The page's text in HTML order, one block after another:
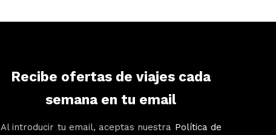
Recibe ofertas de viajes cada
semana en tu email
Al introducir tu email, aceptas nuestra Política de